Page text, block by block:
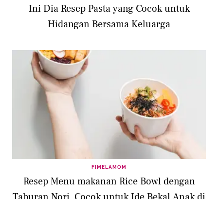
Ini Dia Resep Pasta yang Cocok untuk
Hidangan Bersama Keluarga
FIMELAMOM
Resep Menu makanan Rice Bowl dengan